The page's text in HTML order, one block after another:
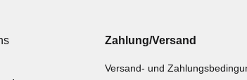
Zahlung/Versand
Versand- und